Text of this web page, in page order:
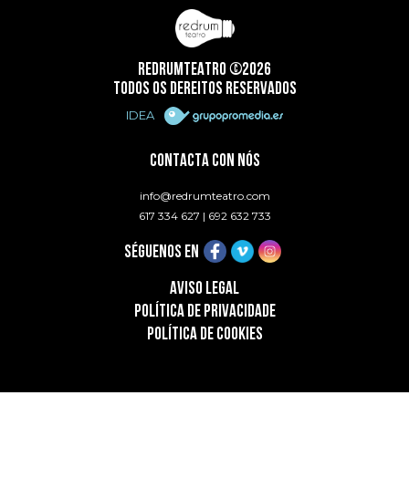
REDRUMTEATRO ©2026
TODOS OS DEREITOS RESERVADOS
IDEA
CONTACTA CON NÓS
info@redrumteatro.com
617 334 627 | 692 632 733
SÉGUENOS EN
AVISO LEGAL
POLÍTICA DE PRIVACIDADE
POLÍTICA DE COOKIES